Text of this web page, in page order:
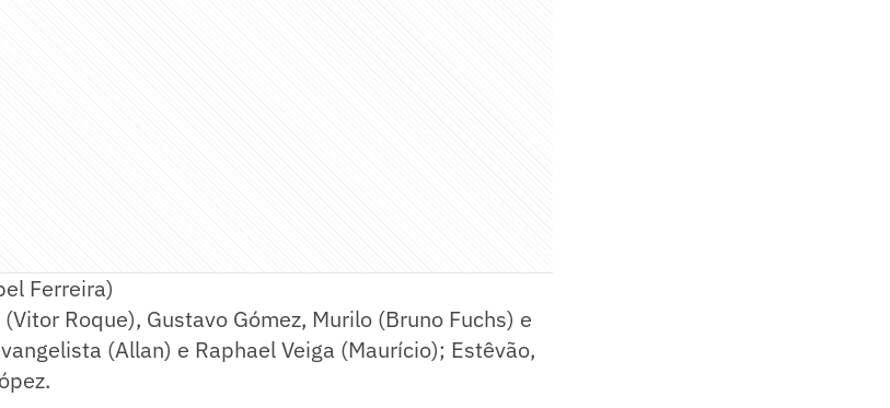
Ferreira)
Roque), Gustavo Gómez, Murilo (Bruno Fuchs) e
(Allan) e Raphael Veiga (Maurício); Estêvão,